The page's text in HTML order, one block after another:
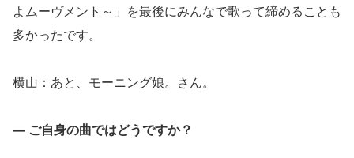
よムーヴメント～」を最後にみんなで歌って締めることも
多かったです。
横山：あと、モーニング娘。さん。
― ご自身の曲ではどうですか？